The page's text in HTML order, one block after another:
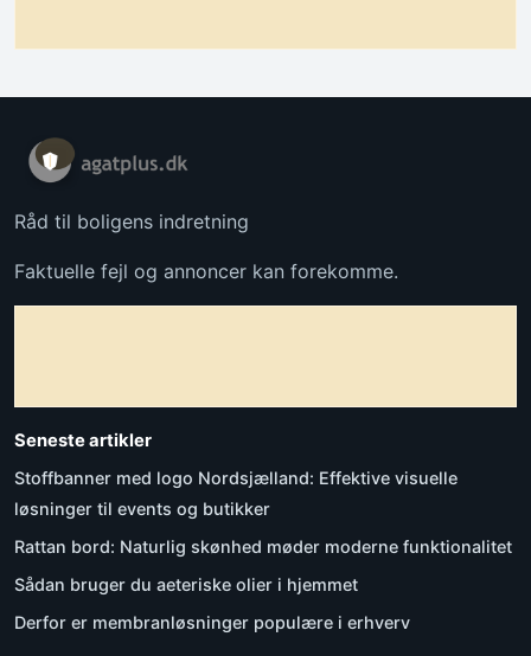
Råd til boligens indretning
Faktuelle fejl og annoncer kan forekomme.
Seneste artikler
Stoffbanner med logo Nordsjælland: Effektive visuelle
løsninger til events og butikker
Rattan bord: Naturlig skønhed møder moderne funktionalitet
Sådan bruger du aeteriske olier i hjemmet
Derfor er membranløsninger populære i erhverv